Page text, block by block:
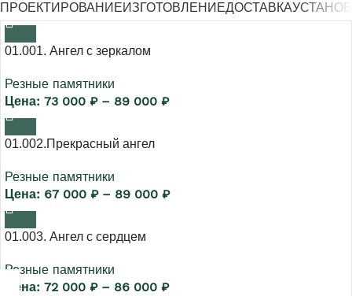
ПРОЕКТИРОВАНИЕИЗГОТОВЛЕНИЕДОСТАВКА
01.001. Ангел с зеркалом
Резные памятники
73 000 ₽ – 89 000 ₽
01.002.Прекрасный ангел
Резные памятники
67 000 ₽ – 89 000 ₽
01.003. Ангел с сердцем
Резные памятники
72 000 ₽ – 86 000 ₽